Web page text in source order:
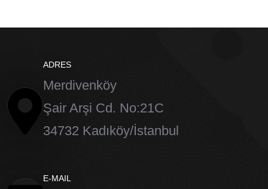
ADRES
Merdivenköy
Şair Arşi Cd. No:21C
34732 Kadıköy/İstanbul
E-MAIL